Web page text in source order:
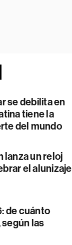
se debilita en
tiene la
del mundo
lanza un reloj
el alunizaje
de cuánto
las